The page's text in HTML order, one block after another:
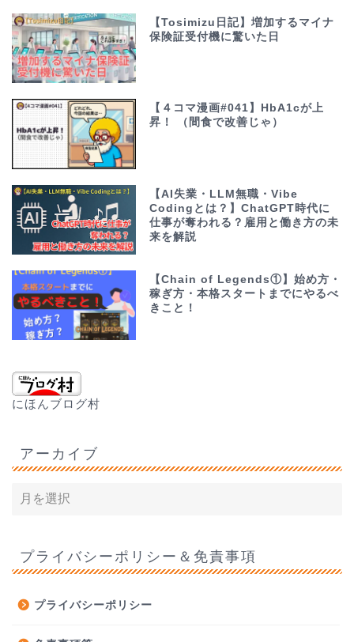
【Tosimizu日記】増加するマイナ
保険証受付機に驚いた日
【４コマ漫画#041】HbA1cが上
昇！ （間食で改善じゃ）
【AI失業・LLM無職・Vibe
Codingとは？】ChatGPT時代に
仕事が奪われる？雇用と働き方の未
来を解説
【Chain of Legends①】始め方・
稼ぎ方・本格スタートまでにやるべ
きこと！
にほんブログ村
アーカイブ
プライバシーポリシー＆免責事項
プライバシーポリシー